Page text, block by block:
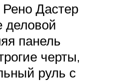
Дастер
деловой
панель
черты,
руль с